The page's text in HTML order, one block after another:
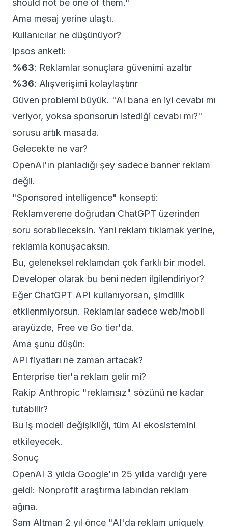
should not be one of them."
Ama mesaj yerine ulaştı.
Kullanıcılar ne düşünüyor?
Ipsos anketi:
%63: Reklamlar sonuçlara güvenimi azaltır
%36: Alışverişimi kolaylaştırır
Güven problemi büyük. "AI bana en iyi cevabı mı
veriyor, yoksa sponsorun istediği cevabı mı?"
sorusu artık masada.
Gelecekte ne var?
OpenAI'ın planladığı şey sadece banner reklam
değil.
"Sponsored intelligence" konsepti:
Reklamverene doğrudan ChatGPT üzerinden
soru sorabileceksin. Yani reklam tıklamak yerine,
reklamla konuşacaksın.
Bu, geleneksel reklamdan çok farklı bir model.
Developer olarak bu beni neden ilgilendiriyor?
Eğer ChatGPT API kullanıyorsan, şimdilik
etkilenmiyorsun. Reklamlar sadece web/mobil
arayüzde, Free ve Go tier'da.
Ama şunu düşün:
API fiyatları ne zaman artacak?
Enterprise tier'a reklam gelir mi?
Rakip Anthropic "reklamsız" sözünü ne kadar
tutabilir?
Bu iş modeli değişikliği, tüm AI ekosistemini
etkileyecek.
Sonuç
OpenAI 3 yılda Google'ın 25 yılda vardığı yere
geldi: Nonprofit araştırma labından reklam
ağına.
Sam Altman 2 yıl önce "AI'da reklam uniquely